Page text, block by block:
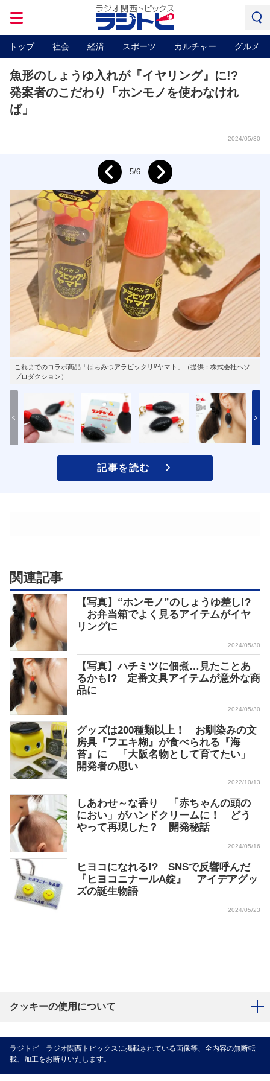
トップ 社会 経済 スポーツ カルチャー グルメ
魚形のしょうゆ入れが『イヤリング』に!?
発案者のこだわり「ホンモノを使わなけれ
ば」
2024/05/30
これまでのコラボ商品「はちみつアラビックリ⁉ヤマト」（提供：株式会社ヘソ
プロダクション）
Prev 5/6 Next
記事を読む
関連記事
【写真】“ホンモノ”のしょうゆ差し!?
お弁当箱でよく見るアイテムがイヤ
リングに
2024/05/30
【写真】ハチミツに佃煮…見たことあ
るかも!? 定番文具アイテムが意外な商
品に
2024/05/30
グッズは200種類以上！ お馴染みの文
房具『フエキ糊』が食べられる『海
苔』に 「大阪名物として育てたい」
開発者の思い
2022/10/13
しあわせ～な香り 「赤ちゃんの頭の
におい」がハンドクリームに！ どう
やって再現した？ 開発秘話
2024/05/16
ヒヨコになれる!? SNSで反響呼んだ
『ヒヨコニナールA錠』 アイデアグッ
ズの誕生物語
2024/05/23
クッキーの使用について
ラジトピ ラジオ関西トピックスに掲載されている画像等、全内容の無断転
載、加工をお断りいたします。